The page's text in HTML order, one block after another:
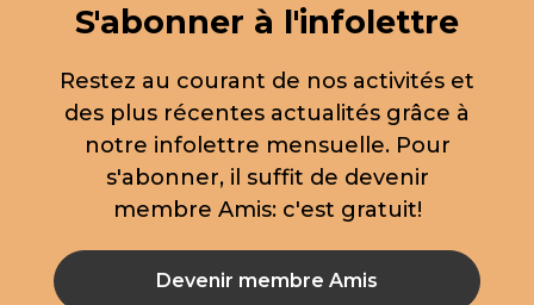
S'abonner à l'infolettre
Restez au courant de nos activités et
des plus récentes actualités grâce à
notre infolettre mensuelle. Pour
s'abonner, il suffit de devenir
membre Amis: c'est gratuit!
Devenir membre Amis